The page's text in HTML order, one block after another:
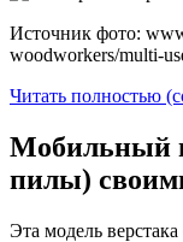
Источник фото:
woodworkers/multi-
Читать полностью
Мобильный
пилы)
Эта модель